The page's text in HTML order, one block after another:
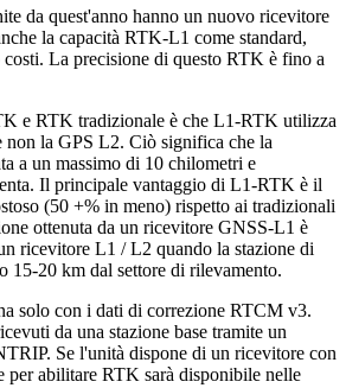
da quest'anno hanno un nuovo ricevitore
la capacità RTK-L1 come standard,
La precisione di questo RTK è fino a
e RTK tradizionale è che L1-RTK utilizza
non la GPS L2. Ciò significa che la
a un massimo di 10 chilometri e
Il principale vantaggio di L1-RTK è il
(50 +% in meno) rispetto ai tradizionali
ottenuta da un ricevitore GNSS-L1 è
ricevitore L1 / L2 quando la stazione di
15-20 km dal settore di rilevamento.
solo con i dati di correzione RTCM v3.
da una stazione base tramite un
Se l'unità dispone di un ricevitore con
per abilitare RTK sarà disponibile nelle